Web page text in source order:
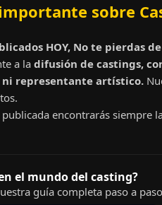
sobre
HOY, No te pierdas
a ladifusión de castings,
ni representante artístico.
encontrarás siempre
el mundo del casting?
guía completa paso a